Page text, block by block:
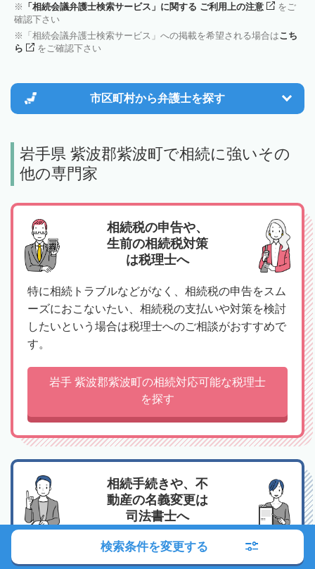
「相続会議弁護士検索サービス」に関する ご利用上の注意
をご
確認下さい
「相続会議弁護士検索サービス」への掲載を希望される場合はこち
ら
をご確認下さい
市区町村から弁護士を探す
岩手県 紫波郡紫波町で相続に強いその
他の専門家
相続税の申告や、
生前の相続税対策
は税理士へ
特に相続トラブルなどがなく、相続税の申告をスム
ーズにおこないたい、相続税の支払いや対策を検討
したいという場合は税理士へのご相談がおすすめで
す。
岩手 紫波郡紫波町の相続対応可能な税理士
を探す
相続手続きや、不
動産の名義変更は
司法書士へ
相続人調査や預貯金の解約手続き、不動産の名義変
更、相続放棄など、
検索条件を変更する